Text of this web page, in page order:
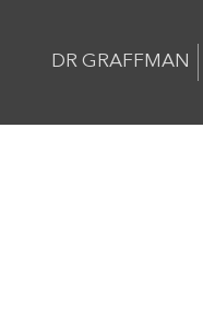
DR GRAFFMAN